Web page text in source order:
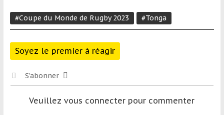
#Coupe du Monde de Rugby 2023 #Tonga
Soyez le premier à réagir
S’abonner
Veuillez vous connecter pour commenter